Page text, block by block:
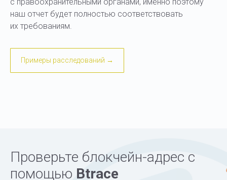
наш отчет будет полностью соответствовать
их требованиям.
Примеры расследований →
Проверьте блокчейн-адрес с
помощью Btrace